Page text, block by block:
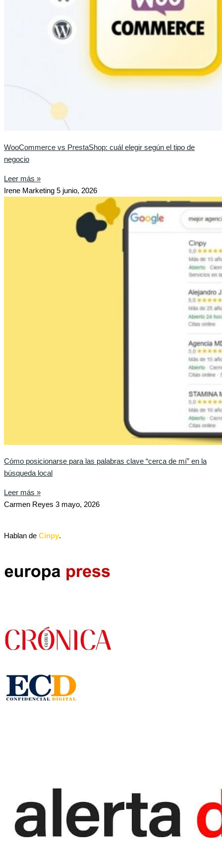
WooCommerce vs PrestaShop: cuál elegir según el tipo de
negocio
Leer más »
Irene Marketing 5 junio, 2026
Cómo posicionarse para las palabras clave “cerca de mí” en la
búsqueda local
Leer más »
Carmen Reyes 3 mayo, 2026
Hablan de Cinpy.